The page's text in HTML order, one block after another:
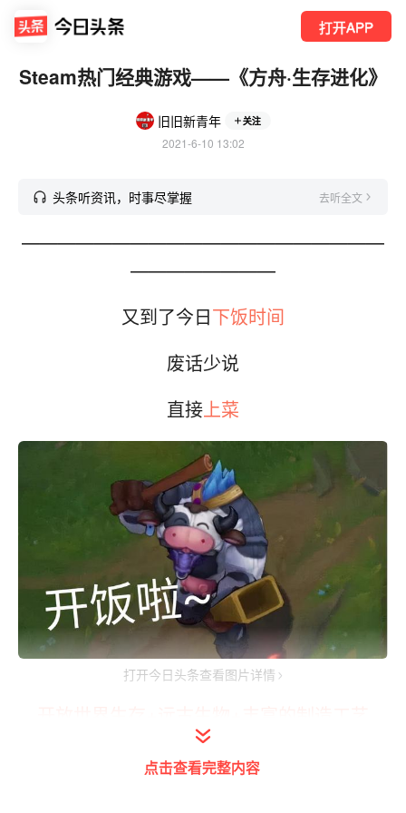
打开APP
Steam热门经典游戏——《方舟·生存进化》
旧旧新青年 关注
2021-6-10 13:02
头条听资讯，时事尽掌握 去听全文
————————————————————
————————
又到了今日 下饭时间
废话少说
直接上菜
打开今日头条查看图片详情
有没有搞头？
点击查看完整内容